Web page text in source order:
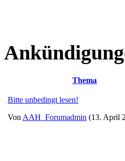
Thema
Bitte unbedingt lesen!
Von AAH_Forumadmin (13. April